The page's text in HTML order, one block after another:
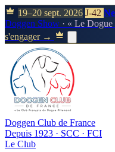
19–20 sept. 2026 J-42
Doggen Show · « Le Dogue
s'engager →
Doggen Club de France
Depuis 1923 · SCC · FCI
Le Club